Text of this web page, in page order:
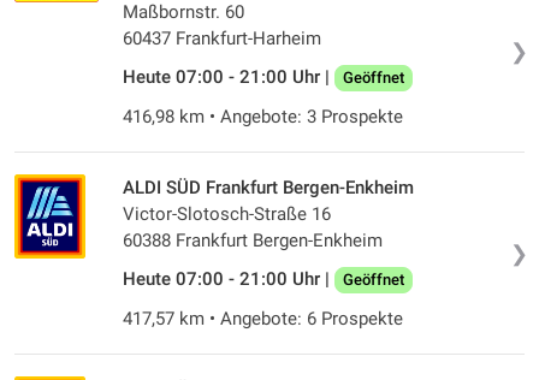
❯
Maßbornstr. 60
60437 Frankfurt-Harheim
Heute 07:00 - 21:00 Uhr |
Geöffnet
416,98 km • Angebote: 3 Prospekte
❯
ALDI SÜD Frankfurt Bergen-Enkheim
Victor-Slotosch-Straße 16
60388 Frankfurt Bergen-Enkheim
Heute 07:00 - 21:00 Uhr |
Geöffnet
417,57 km • Angebote: 6 Prospekte